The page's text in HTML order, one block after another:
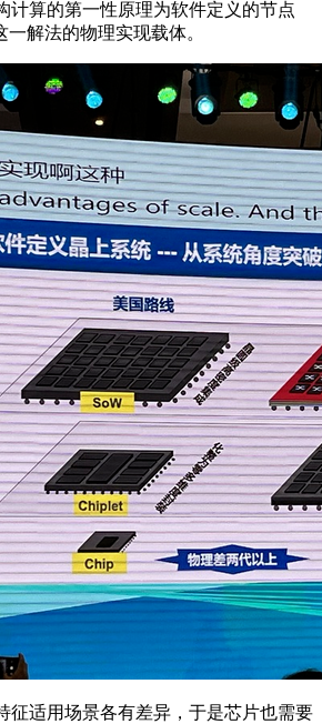
计算的第一性原理为软件定义的节点
解法的物理实现载体。
适用场景各有差异，于是芯片也需要